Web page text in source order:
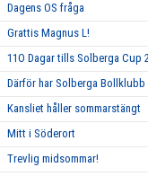
Dagens OS fråga
Grattis Magnus L!
11O Dagar tills Solberga Cup
Därför har Solberga
Kansliet håller sommarstängt
Mitt i Söderort
Trevlig midsommar!